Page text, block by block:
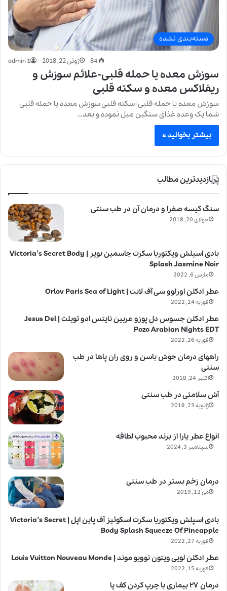
دسته‌بندی نشده
admin 1 ژوئن 22, 2018
سوزش معده یا حمله قلبی-علائم سوزش و
ریفلاکس معده و سکته قلبی
سوزش معده یا حمله قلبی-سکته قلبی سوزش معده یا حمله قلبی
شما یک وعده غذای سنگین میل نموده و بعد…
بیشتر بخوانید »
پربازدیدترین مطالب
سنگ کیسه صفرا و درمان آن در طب سنتی
جولای 20, 2018
بادی اسپلش ویکتوریا سکرت جاسمین نویر | Victoria’s Secret Body
Splash Jasmine Noir
مارس 6, 2022
عطر ادکلن اورلوو سی آف لایت | Orlov Paris Sea of Light
فوریه 24, 2022
عطر ادکلن جسوس دل پوزو عربین نایتس ادو تویلت | Jesus Del
Pozo Arabian Nights EDT
فوریه 26, 2022
راههای درمان جوش باسن و روی ران پاها در طب
سنتی
اکتبر 24, 2018
آش سلامتی در طب سنتی
ژانویه 23, 2019
انواع عطر یارا از برند محبوب لطافه
سپتامبر 3, 2024
درمان زخم بستر در طب سنتی
می 12, 2019
بادی اسپلش ویکتوریا سکرت اسکوئیز آف پاین اپل | Victoria’s Secret
Body Splash Squeeze Of Pineapple
فوریه 27, 2022
عطر ادکلن لویی ویتون نوویو موند | Louis Vuitton Nouveau Monde
فوریه 15, 2022
درمان ۲۷ بیماری با چرپ کردن کف پا